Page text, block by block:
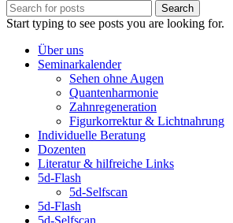
Search
Start typing to see posts you are looking for.
Über uns
Seminarkalender
Sehen ohne Augen
Quantenharmonie
Zahnregeneration
Figurkorrektur & Lichtnahrung
Individuelle Beratung
Dozenten
Literatur & hilfreiche Links
5d-Flash
5d-Selfscan
5d-Flash
5d-Selfscan